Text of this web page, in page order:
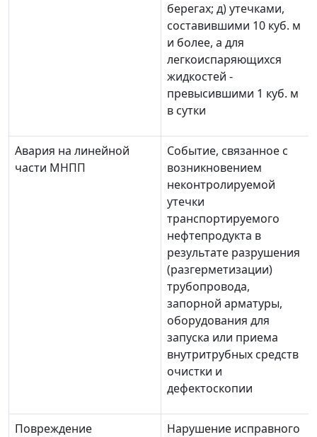
берегах; д) утечками,
составившими 10 куб. м
и более, а для
легкоиспаряющихся
жидкостей -
превысившими 1 куб. м
в сутки
Авария на линейной
части МНПП
Событие, связанное с
возникновением
неконтролируемой
утечки
транспортируемого
нефтепродукта в
результате разрушения
(разгерметизации)
трубопровода,
запорной арматуры,
оборудования для
запуска или приема
внутритрубных средств
очистки и
дефектоскопии
Повреждение Нарушение исправного